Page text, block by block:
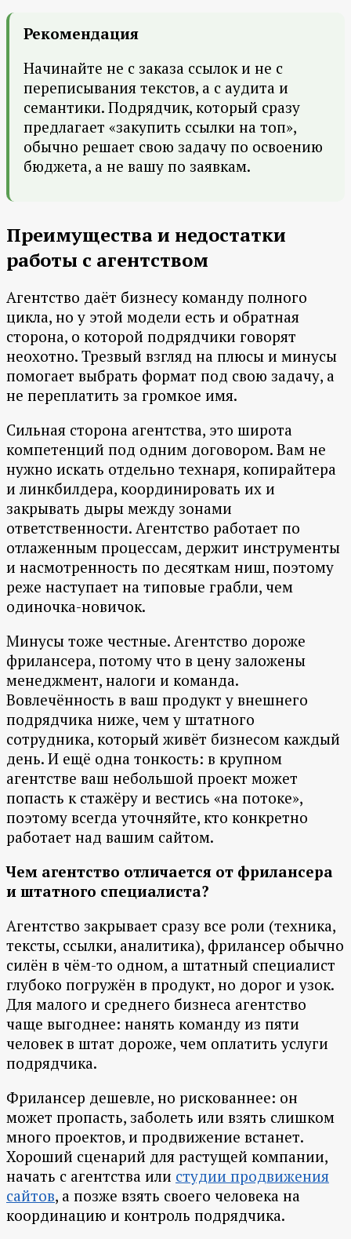
Рекомендация
Начинайте не с заказа ссылок и не с
переписывания текстов, а с аудита и
семантики. Подрядчик, который сразу
предлагает «закупить ссылки на топ»,
обычно решает свою задачу по освоению
бюджета, а не вашу по заявкам.
Преимущества и недостатки
работы с агентством
Агентство даёт бизнесу команду полного
цикла, но у этой модели есть и обратная
сторона, о которой подрядчики говорят
неохотно. Трезвый взгляд на плюсы и минусы
помогает выбрать формат под свою задачу, а
не переплатить за громкое имя.
Сильная сторона агентства, это широта
компетенций под одним договором. Вам не
нужно искать отдельно технаря, копирайтера
и линкбилдера, координировать их и
закрывать дыры между зонами
ответственности. Агентство работает по
отлаженным процессам, держит инструменты
и насмотренность по десяткам ниш, поэтому
реже наступает на типовые грабли, чем
одиночка-новичок.
Минусы тоже честные. Агентство дороже
фрилансера, потому что в цену заложены
менеджмент, налоги и команда.
Вовлечённость в ваш продукт у внешнего
подрядчика ниже, чем у штатного
сотрудника, который живёт бизнесом каждый
день. И ещё одна тонкость: в крупном
агентстве ваш небольшой проект может
попасть к стажёру и вестись «на потоке»,
поэтому всегда уточняйте, кто конкретно
работает над вашим сайтом.
Чем агентство отличается от фрилансера
и штатного специалиста?
Агентство закрывает сразу все роли (техника,
тексты, ссылки, аналитика), фрилансер обычно
силён в чём-то одном, а штатный специалист
глубоко погружён в продукт, но дорог и узок.
Для малого и среднего бизнеса агентство
чаще выгоднее: нанять команду из пяти
человек в штат дороже, чем оплатить услуги
подрядчика.
Фрилансер дешевле, но рискованнее: он
может пропасть, заболеть или взять слишком
много проектов, и продвижение встанет.
Хороший сценарий для растущей компании,
начать с агентства или студии продвижения
сайтов, а позже взять своего человека на
координацию и контроль подрядчика.